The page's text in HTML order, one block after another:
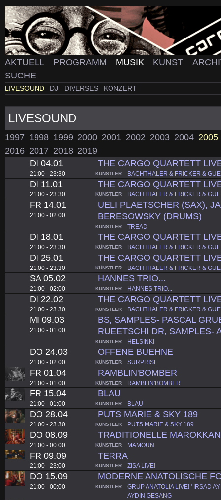
AKTUELL PROGRAMM MUSIK KUNST
SUCHE
LIVESOUND DJ DIVERSES KONZERT
LIVESOUND
1997 1998 1999 2000 2001 2002 2003 2004 2005
2016 2017 2018 2019
DI 04.01
21:00 - 23:30
THE CARGO QUARTETT
KÜNSTLER BACHTHALER & FRICKER &
DI 11.01
21:00 - 23:30
THE CARGO QUARTETT
KÜNSTLER BACHTHALER & FRICKER &
FR 14.01
21:00 - 02:00
UELI PLAETSCHER (SAX),
BERESOWSKY (DRUMS)
KÜNSTLER TREAD
DI 18.01
21:00 - 23:30
THE CARGO QUARTETT
KÜNSTLER BACHTHALER & FRICKER &
DI 25.01
21:00 - 23:30
THE CARGO QUARTETT
KÜNSTLER BACHTHALER & FRICKER &
SA 05.02
21:00 - 02:00
HANNES TRIO...
KÜNSTLER HANNES TRIO...
DI 22.02
21:00 - 23:30
THE CARGO QUARTETT
KÜNSTLER BACHTHALER & FRICKER &
MI 09.03
21:00 - 01:00
BS, SAMPLES- PASCAL
RUEETSCHI DR, SAMPLES-
KÜNSTLER HELSINKI
DO 24.03
21:00 - 02:00
OFFENE BUEHNE
KÜNSTLER SURPRISE
FR 01.04
21:00 - 01:00
RAMBLIN'BOMBER
KÜNSTLER RAMBLIN'BOMBER
FR 15.04
21:00 - 01:00
BLAU
KÜNSTLER BLAU
DO 28.04
21:00 - 23:30
PUTS MARIE & SKY 189
KÜNSTLER PUTS MARIE & SKY 189
DO 08.09
21:00 - 00:00
TRADITIONELLE
KÜNSTLER MAMOUN
FR 09.09
21:00 - 23:00
TERRA
KÜNSTLER ZISA LIVE!
DO 15.09
21:00 - 00:00
MODERNE ANATOLISCHE
KÜNSTLER
GRUP ANATOLIA LIVE! ' IRSAD
AYDIN GESANG